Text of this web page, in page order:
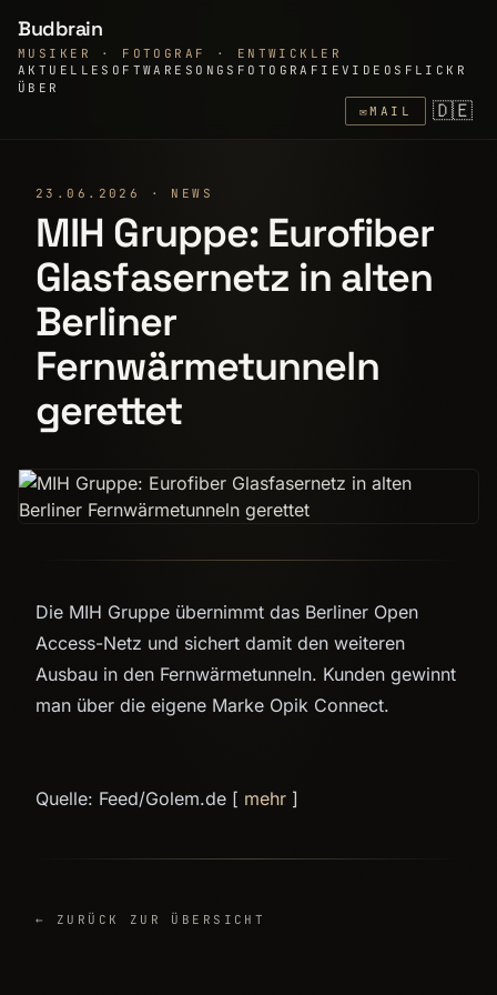
Budbrain
MUSIKER · FOTOGRAF · ENTWICKLER
AKTUELLE SOFTWARE SONGS FOTOGRAFIEVIDEOS FLICKR
ÜBER
✉MAIL 🇩🇪
23.06.2026 · NEWS
MIH Gruppe: Eurofiber
Glasfasernetz in alten
Berliner
Fernwärmetunneln
gerettet
Die MIH Gruppe übernimmt das Berliner Open
Access-Netz und sichert damit den weiteren
Ausbau in den Fernwärmetunneln. Kunden gewinnt
man über die eigene Marke Opik Connect.
Quelle: Feed/Golem.de [ mehr ]
← ZURÜCK ZUR ÜBERSICHT